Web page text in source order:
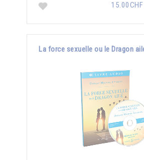
15.00CHF
La force sexuelle ou le Dragon